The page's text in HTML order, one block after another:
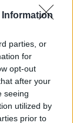
Information
parties, or
for
opt-out
after your
seeing
utilized by
prior to
Όταν
φήμη. Το
στα